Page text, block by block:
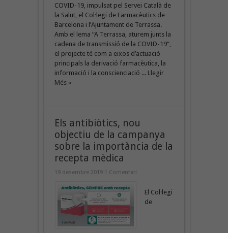
COVID-19, impulsat pel Servei Català de
la Salut, el Col·legi de Farmacèutics de
Barcelona i l’Ajuntament de Terrassa.
Amb el lema “A Terrassa, aturem junts la
cadena de transmissió de la COVID-19“,
el projecte té com a eixos d’actuació
principals la derivació farmacèutica, la
informació i la conscienciació ... Llegir
Més »
Els antibiòtics, nou
objectiu de la campanya
sobre la importància de la
recepta mèdica
19 desembre 2019 1 Comentari
El Col·legi
de